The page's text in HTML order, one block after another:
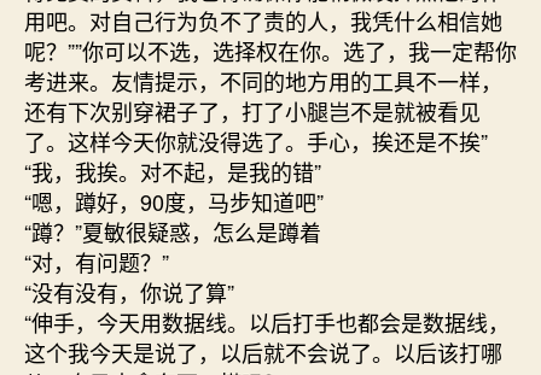
用吧。对自己行为负不了责的人，我凭什么相信她
呢？””你可以不选，选择权在你。选了，我一定帮你
考进来。友情提示，不同的地方用的工具不一样，
还有下次别穿裙子了，打了小腿岂不是就被看见
了。这样今天你就没得选了。手心，挨还是不挨”
“我，我挨。对不起，是我的错”
“嗯，蹲好，90度，马步知道吧”
“蹲？”夏敏很疑惑，怎么是蹲着
“对，有问题？”
“没有没有，你说了算”
“伸手，今天用数据线。以后打手也都会是数据线，
这个我今天是说了，以后就不会说了。以后该打哪